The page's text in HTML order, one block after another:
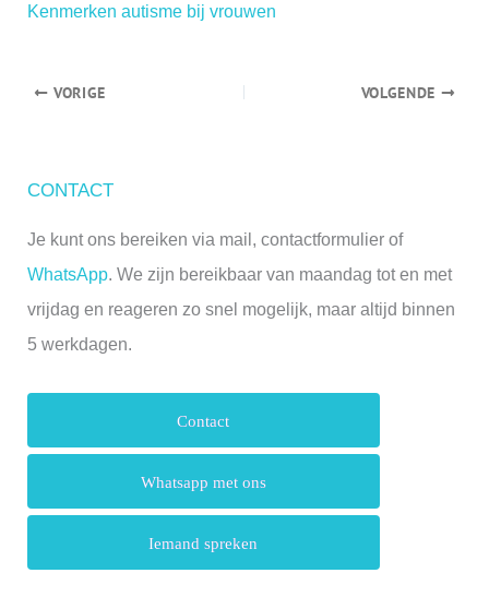
Kenmerken autisme bij vrouwen
VORIGE VOLGENDE
CONTACT
Je kunt ons bereiken via mail, contactformulier of
WhatsApp. We zijn bereikbaar van maandag tot en met
vrijdag en reageren zo snel mogelijk, maar altijd binnen
5 werkdagen.
Contact
Whatsapp met ons
Iemand spreken